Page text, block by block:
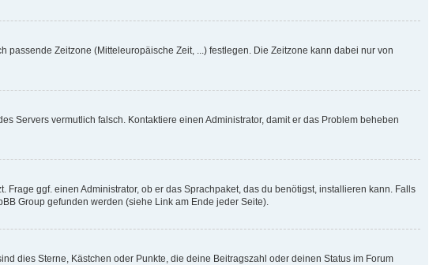
Zeitzone (Mitteleuropäische Zeit, ...) festlegen. Die Zeitzone kann dabei nur von
Servers vermutlich falsch. Kontaktiere einen Administrator, damit er das Problem beheben
ggf. einen Administrator, ob er das Sprachpaket, das du benötigst, installieren kann. Falls
Group gefunden werden (siehe Link am Ende jeder Seite).
dies Sterne, Kästchen oder Punkte, die deine Beitragszahl oder deinen Status im Forum